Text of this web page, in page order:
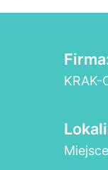
KRAK-